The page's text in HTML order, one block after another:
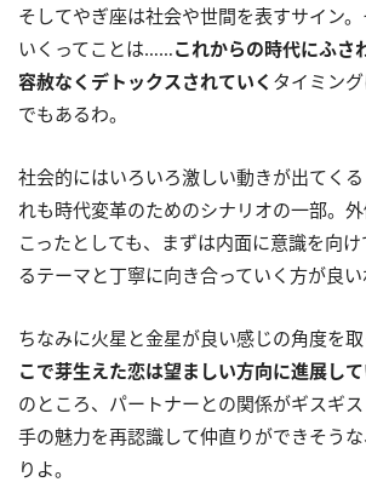
そしてやぎ座は社会や世間を表すサイン
いくってことは……これからの時代にふさ
容赦なくデトックスされていく タイミン
でもあるわ。
社会的にはいろいろ激しい動きが出てく
れも時代変革のためのシナリオの一部。
こったとしても、まずは内面に意識を向
るテーマと丁寧に向き合っていく方が良
ちなみに火星と金星が良い感じの角度を取
こで芽生えた恋は望ましい方向に進展し
のところ、パートナーとの関係がギスギ
手の魅力を再認識して仲直りができそう
りよ。